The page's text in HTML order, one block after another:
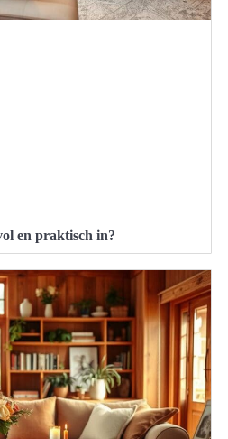
en praktisch in?